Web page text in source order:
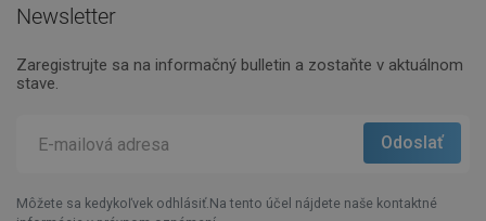
Newsletter
Zaregistrujte sa na informačný bulletin a zostaňte v aktuálnom
stave.
Môžete sa kedykoľvek odhlásiť.Na tento účel nájdete naše kontaktné